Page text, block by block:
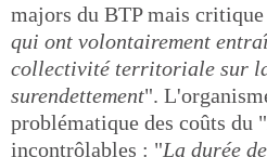
majors du BTP mais
qui ont volontairement
collectivité territoriale sur
surendettement".
problématique des coûts du
incontrôlables : "La durée